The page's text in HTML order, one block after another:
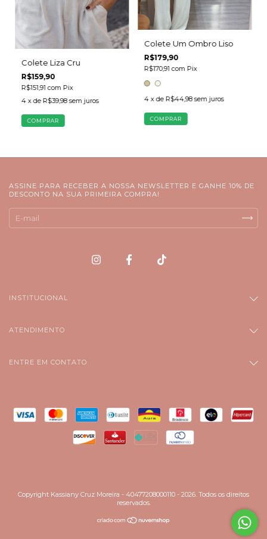
Colete Liza Cru
R$159,90
R$151,91com Pix
4 x de R$39,98 sem juros
COMPRAR
Colete Um Ombro Liso
R$179,90
R$170,91com Pix
4 x de R$44,98 sem juros
COMPRAR
ASSINE PARA RECEBER A NOSSA NEWSLETTER E GANHE 10% DE
DESCONTO NA SUA PRIMEIRA COMPRA!
INSTITUCIONAL
ATENDIMENTO
ENTRE EM CONTATO
Copyright Kassiany Cruz Moreira - 40477208000110 - 2026. Todos os direitos
reservados.